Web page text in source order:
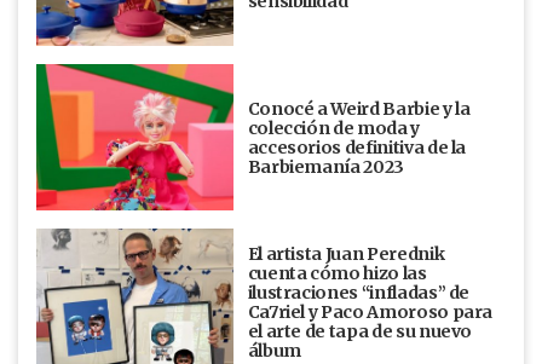
Conocé a Weird Barbie y la
colección de moda y
accesorios definitiva de la
Barbiemanía 2023
El artista Juan Perednik
cuenta cómo hizo las
ilustraciones “infladas” de
Ca7riel y Paco Amoroso para
el arte de tapa de su nuevo
álbum